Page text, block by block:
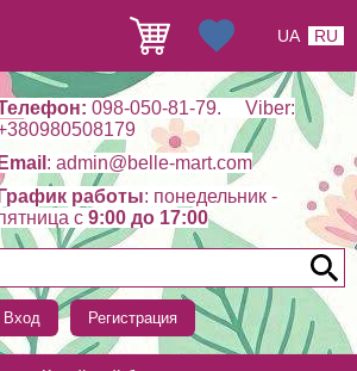
098-050-81-79. Viber:
Email : admin@belle-mart.com
График работы: понедельник -
c 9:00 до 17:00
Вход Регистрация
UA RU